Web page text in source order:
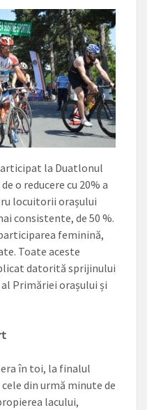
la Duatlonul
o reducere cu 20% a
locuitorii orașului
consistente, de 50 %.
feminină,
Toate aceste
datorită sprijinului
Primăriei orașului și
în toi, la finalul
din urmă minute de
lacului,